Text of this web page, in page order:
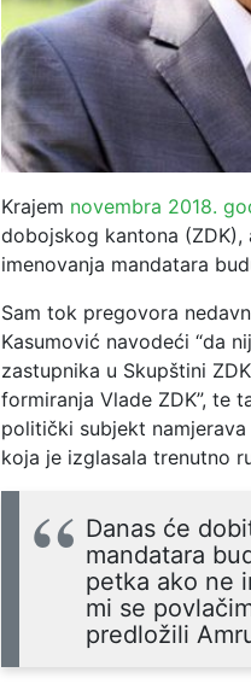
Krajem novembra 2018.
dobojskog kantona
imenovanja mandatara
Sam tok pregovora
Kasumović navodeći “da
zastupnika u Skupštini
formiranja Vlade ZDK”, te
politički subjekt
koja je izglasala trenutno
Danas će
mandatara
petka ako ne
mi se
predložili